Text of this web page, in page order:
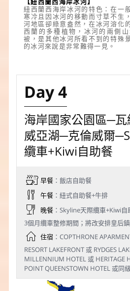
【紐西蘭西海岸冰河】
紐西蘭西海岸冰河的特色：在一
寒冷且因冰河的移動而寸草不生
河地區卻綠意盎然，在冰河溶化
西蘭的多種植物，冰河的兩側
被，是其他冰河所看不到的特殊
的冰河來說是非常難得一見。
Day 4
海岸國家公園區─
威亞湖─克倫威爾
纜車+Kiwi自助餐
早餐：飯店自助餐
午餐：紐式自助餐+牛排
晚餐：Skyline天際纜車+Kiwi
3個月纜車整修期間；將改安排皇后鎮
住宿：COPTHRONE
RESORT LAKEFRONT 或 RYDGES
MILLENNIUM HOTEL 或 HERITAGE
POINT QUEENSTOWN HOTEL 或同級